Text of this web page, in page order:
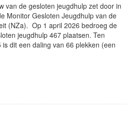
van de gesloten jeugdhulp zet door in
Monitor Gesloten Jeugdhulp van de
(NZa). Op 1 april 2026 bedroeg de
jeugdhulp 467 plaatsen. Ten
dit een daling van 66 plekken (een